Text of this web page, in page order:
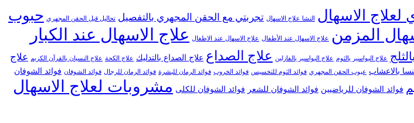
لعلاج الاسهال النشا علاج الاسهال تجربتي مع الحقن المجهري بالتفصيل تحاليل قبل الحقن المجهري حبوب
المزمن علاج الاسهال عند الأطفال علاج الاسهال عند الاطفال
علاج الاسهال عند الكبار
علاج البواسير بالثوم علاج البواسير بالفازلين علاج الصداع علاج الصداع بالتدليك علاج الكحة علاج النسيان بالقرآن الكريم
علاج
بالاعشاب عيوب الحقن المجهري فوائد الثوم للتخسيس فوائد الخروب فوائد الرمان للبشرة فوائد الرمان للرجال فوائد الشوفان فوائد الشوفان
فوائد الشوفان للرياضيين فوائد الشوفان للشعر فوائد الشوفان للكلى مشروبات لعلاج الاسهال